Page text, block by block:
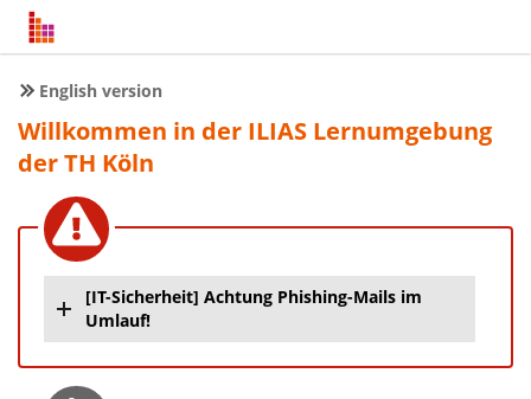
English version
Willkommen in der ILIAS Lernumgebung
der TH Köln
[IT-Sicherheit] Achtung Phishing-Mails im
Umlauf!